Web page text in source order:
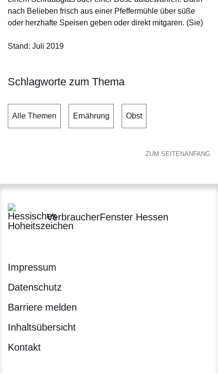
nach Belieben frisch aus einer Pfeffermühle über süße
oder herzhafte Speisen geben oder direkt mitgaren. (Sie)
Stand: Juli 2019
Schlagworte zum Thema
Alle Themen Ernährung Obst
ZUM SEITENANFANG
VerbraucherFenster Hessen
Impressum
Datenschutz
Barriere melden
Inhaltsübersicht
Kontakt